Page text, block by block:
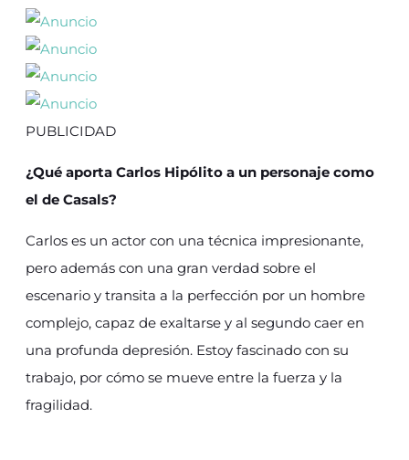
PUBLICIDAD
¿Qué aporta Carlos Hipólito a un personaje como
el de Casals?
Carlos es un actor con una técnica impresionante,
pero además con una gran verdad sobre el
escenario y transita a la perfección por un hombre
complejo, capaz de exaltarse y al segundo caer en
una profunda depresión. Estoy fascinado con su
trabajo, por cómo se mueve entre la fuerza y la
fragilidad.